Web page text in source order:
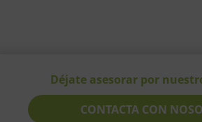
Déjate asesorar por
CONTACTA CON